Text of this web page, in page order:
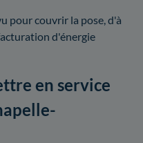
pour couvrir la pose, d'à
d'énergie
en service